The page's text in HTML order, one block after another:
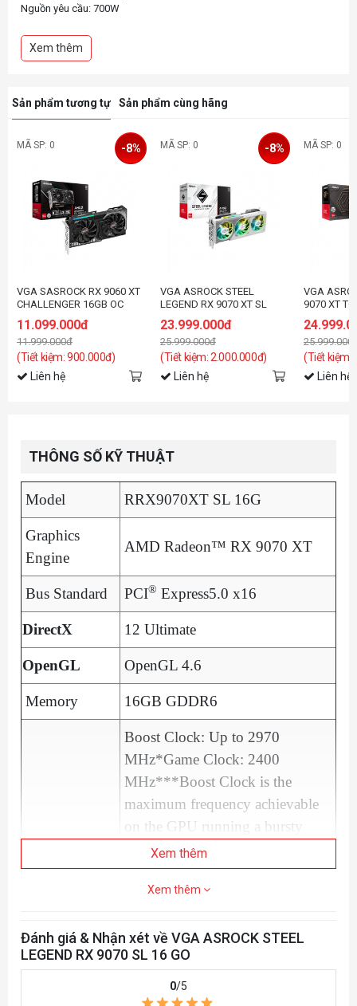
Nguồn yêu cầu: 700W
Xem thêm
Sản phẩm tương tự Sản phẩm cùng hãng
MÃ SP: 0
VGA SASROCK RX 9060 XT
CHALLENGER 16GB OC
11.099.000đ
11.999.000đ
(Tiết kiệm: 900.000đ)
-8%
Liên hệ
MÃ SP: 0
VGA ASROCK STEEL
LEGEND RX 9070 XT SL
23.999.000đ
25.999.000đ
(Tiết kiệm: 2.000.000đ)
-8%
Liên hệ
MÃ SP: 0
VGA
9070 XT
(Tiết kiệm:
Liên hệ
THÔNG SỐ KỸ THUẬT
Model RRX9070XT SL 16G
Graphics
Engine
AMD Radeon™ RX 9070 XT
Bus Standard PCI® Express5.0 x16
DirectX 12 Ultimate
OpenGL OpenGL 4.6
Memory 16GB GDDR6
Engine Clock
Boost Clock: Up to 2970
MHz*Game Clock: 2400
MHz***Boost Clock is the
maximum frequency achievable
on the GPU running a bursty
workload. Boost clock
achievability, frequency, and
sustainability will vary based on
limited to: thermal conditions and
variation in applications and
workloads.
Xem thêm
Xem thêm
Đánh giá & Nhận xét về VGA ASROCK STEEL
LEGEND RX 9070 SL 16 GO
0/5